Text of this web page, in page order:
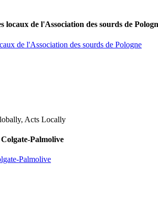
de l'Association des sourds de
de l'Association des sourds de Pologne
Palmolive
Palmolive